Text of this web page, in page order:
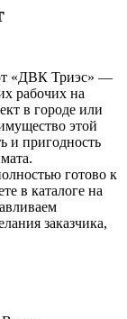
«ДВК Триэс» —
рабочих на
в городе или
этой
и пригодность
готово к
в каталоге на
заказчика,